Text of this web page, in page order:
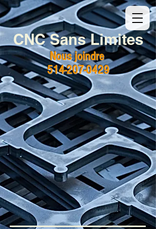
CNC Sans Limites
Nous joindre
514-207-0429